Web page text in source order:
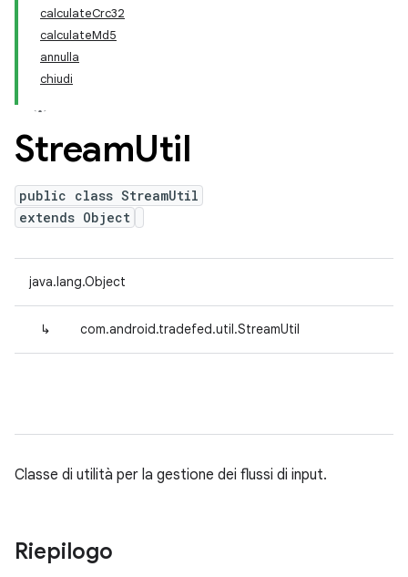
calculateCrc32
calculateMd5
annulla
chiudi
StreamUtil
public class StreamUtil
extends Object
java.lang.Object
↳ com.android.tradefed.util.StreamUtil
Classe di utilità per la gestione dei flussi di input.
Riepilogo